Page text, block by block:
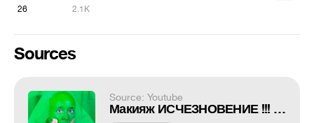
26 2.1K
Sources
Source: Youtube
Макияж ИСЧЕЗНОВЕНИЕ !!! - Дженна Марблс ХРОМАКЕЙ